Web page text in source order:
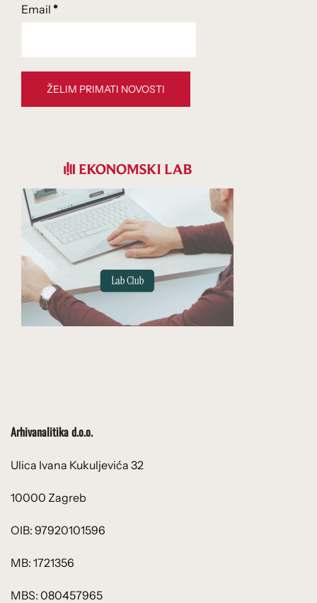
Email *
Arhivanalitika d.o.o.
Ulica Ivana Kukuljevića 32
10000 Zagreb
OIB: 97920101596
MB: 1721356
MBS: 080457965